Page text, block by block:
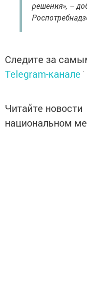
решения», –
Следите за
Telegram-канале
Читайте новости
национальном